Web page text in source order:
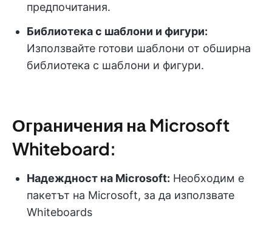
предпочитания.
Библиотека с шаблони и фигури:
Използвайте готови шаблони от обширна
библиотека с шаблони и фигури.
Ограничения на Microsoft
Whiteboard:
Надеждност на Microsoft: Необходим е
пакетът на Microsoft, за да използвате
Whiteboards